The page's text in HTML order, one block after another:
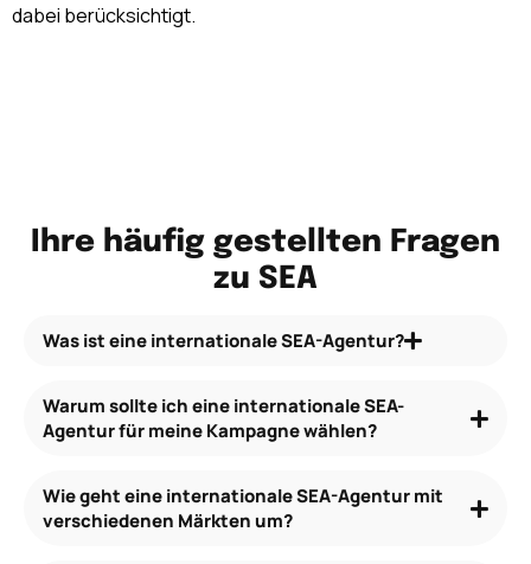
dabei berücksichtigt.
Ihre häufig gestellten Fragen
zu SEA
Was ist eine internationale SEA-Agentur?
Warum sollte ich eine internationale SEA-
Agentur für meine Kampagne wählen?
Wie geht eine internationale SEA-Agentur mit
verschiedenen Märkten um?